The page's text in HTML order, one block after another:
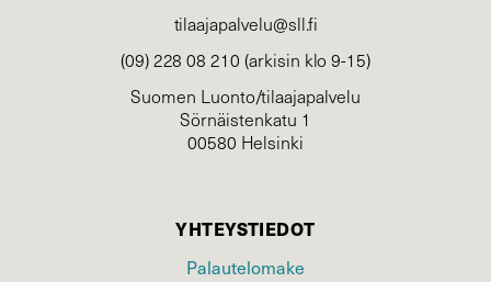
tilaajapalvelu@sll.fi
(09) 228 08 210 (arkisin klo 9-15)
Suomen Luonto/tilaajapalvelu
Sörnäistenkatu 1
00580 Helsinki
YHTEYSTIEDOT
Palautelomake